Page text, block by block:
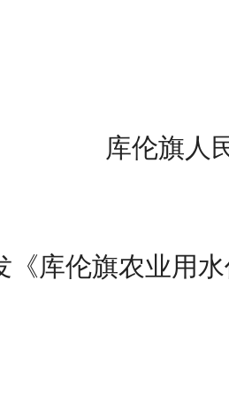
库伦旗 人
《库伦旗农业用